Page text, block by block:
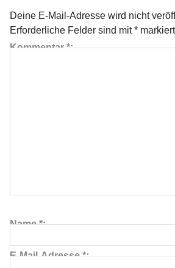
Deine E-Mail-Adresse wird nicht
Erforderliche Felder sind mit* markiert
Kommentar*
Name*
E-Mail-Adresse*